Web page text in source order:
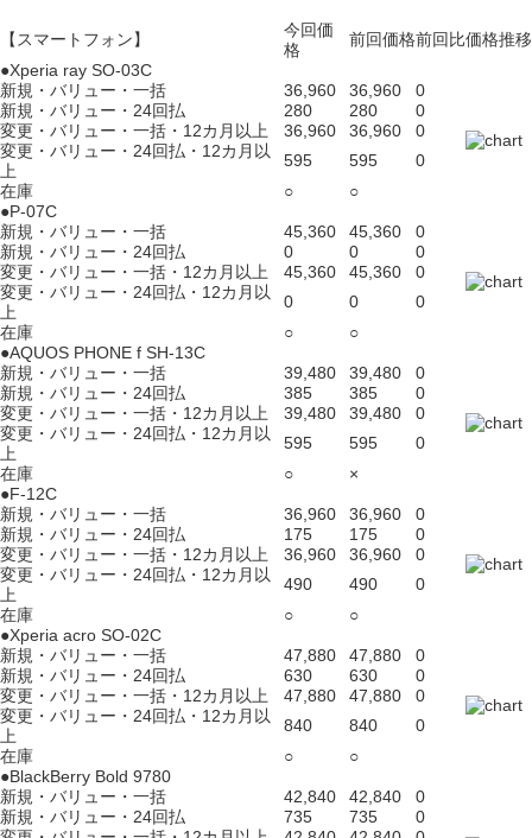
【スマートフォン】
今回価
格
前回価格前回比価格推移
●Xperia ray SO-03C
新規・バリュー・一括
36,960 36,960
0
新規・バリュー・24回払
280 280
0
変更・バリュー・一括・12カ月以上
36,960 36,960
0
変更・バリュー・24回払・12カ月以
上
595 595
0
在庫
○
○
●P-07C
新規・バリュー・一括
45,360 45,360
0
新規・バリュー・24回払
0 0
0
変更・バリュー・一括・12カ月以上
45,360 45,360
0
変更・バリュー・24回払・12カ月以
上
0 0
0
在庫
○
○
●AQUOS PHONE f SH-13C
新規・バリュー・一括
39,480 39,480
0
新規・バリュー・24回払
385 385
0
変更・バリュー・一括・12カ月以上
39,480 39,480
0
変更・バリュー・24回払・12カ月以
上
595 595
0
在庫
○
×
●F-12C
新規・バリュー・一括
36,960 36,960
0
新規・バリュー・24回払
175 175
0
変更・バリュー・一括・12カ月以上
36,960 36,960
0
変更・バリュー・24回払・12カ月以
上
490 490
0
在庫
○
○
●Xperia acro SO-02C
新規・バリュー・一括
47,880 47,880
0
新規・バリュー・24回払
630 630
0
変更・バリュー・一括・12カ月以上
47,880 47,880
0
変更・バリュー・24回払・12カ月以
上
840 840
0
在庫
○
○
●BlackBerry Bold 9780
新規・バリュー・一括
42,840 42,840
0
新規・バリュー・24回払
735 735
0